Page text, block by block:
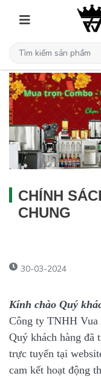
CHÍNH
CHUNG
30-03-2024
Kính chào Quý
Công ty TNHH Vua
Quý khách hàng đã
trực tuyến tại
cam kết hoạt động